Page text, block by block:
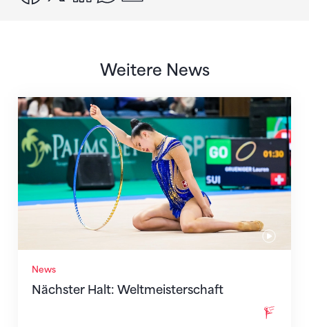
Weitere News
News
Nächster Halt: Weltmeisterschaft
Nächster Halt: Weltmeisterschaft